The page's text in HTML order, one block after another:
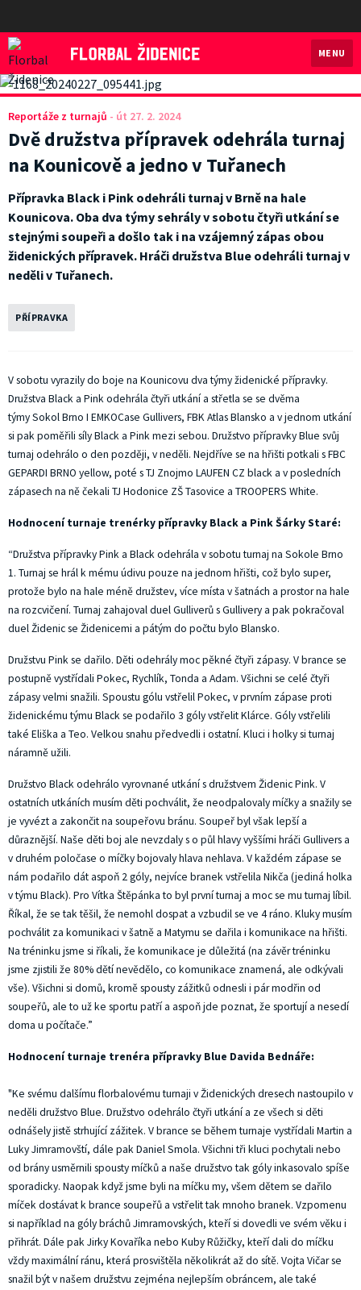
Florbal Židenice
MENU
Reportáže z turnajů - út 27. 2. 2024
Dvě družstva přípravek odehrála turnaj
na Kounicově a jedno v Tuřanech
Přípravka Black i Pink odehráli turnaj v Brně na hale
Kounicova. Oba dva týmy sehrály v sobotu čtyři utkání se
stejnými soupeři a došlo tak i na vzájemný zápas obou
židenických přípravek. Hráči družstva Blue odehráli turnaj v
neděli v Tuřanech.
PŘÍPRAVKA
V sobotu vyrazily do boje na Kounicovu dva týmy židenické přípravky.
Družstva Black a Pink odehrála čtyři utkání a střetla se se dvěma
týmy Sokol Brno I EMKOCase Gullivers, FBK Atlas Blansko a v jednom utkání
si pak poměřili síly Black a Pink mezi sebou. Družstvo přípravky Blue svůj
turnaj odehrálo o den později, v neděli. Nejdříve se na hřišti potkali s FBC
GEPARDI BRNO yellow, poté s TJ Znojmo LAUFEN CZ black a v posledních
zápasech na ně čekali TJ Hodonice ZŠ Tasovice a TROOPERS White.
Hodnocení turnaje trenérky přípravky Black a Pink Šárky Staré:
“Družstva přípravky Pink a Black odehrála v sobotu turnaj na Sokole Brno
1. Turnaj se hrál k mému údivu pouze na jednom hřišti, což bylo super,
protože bylo na hale méně družstev, více místa v šatnách a prostor na hale
na rozcvičení. Turnaj zahajoval duel Gulliverů s Gullivery a pak pokračoval
duel Židenic se Židenicemi a pátým do počtu bylo Blansko.
Družstvu Pink se dařilo. Děti odehrály moc pěkné čtyři zápasy. V brance se
postupně vystřídali Pokec, Rychlík, Tonda a Adam. Všichni se celé čtyři
zápasy velmi snažili. Spoustu gólu vstřelil Pokec, v prvním zápase proti
židenickému týmu Black se podařilo 3 góly vstřelit Klárce. Góly vstřelili
také Eliška a Teo. Velkou snahu předvedli i ostatní. Kluci i holky si turnaj
náramně užili.
Družstvo Black odehrálo vyrovnané utkání s družstvem Židenic Pink. V
ostatních utkáních musím děti pochválit, že neodpalovaly míčky a snažily se
je vyvézt a zakončit na soupeřovu bránu. Soupeř byl však lepší a
důraznější. Naše děti boj ale nevzdaly s o půl hlavy vyššími hráči Gullivers a
v druhém poločase o míčky bojovaly hlava nehlava. V každém zápase se
nám podařilo dát aspoň 2 góly, nejvíce branek vstřelila Nikča (jediná holka
v týmu Black). Pro Vítka Štěpánka to byl první turnaj a moc se mu turnaj líbil.
Říkal, že se tak těšil, že nemohl dospat a vzbudil se ve 4 ráno. Kluky musím
pochválit za komunikaci v šatně a Matymu se dařila i komunikace na hřišti.
Na tréninku jsme si říkali, že komunikace je důležitá (na závěr tréninku
jsme zjistili že 80% dětí nevědělo, co komunikace znamená, ale odkývali
vše). Všichni si domů, kromě spousty zážitků odnesli i pár modřin od
soupeřů, ale to už ke sportu patří a aspoň jde poznat, že sportují a nesedí
doma u počítače.”
Hodnocení turnaje trenéra přípravky Blue Davida Bednáře:
"Ke svému dalšímu florbalovému turnaji v Židenických dresech nastoupilo v
neděli družstvo Blue. Družstvo odehrálo čtyři utkání a ze všech si děti
odnášely jistě strhující zážitek. V brance se během turnaje vystřídali Martin a
Luky Jimramovští, dále pak Daniel Smola. Všichni tři kluci pochytali nebo
od brány usměrnili spousty míčků a naše družstvo tak góly inkasovalo spíše
sporadicky. Naopak když jsme byli na míčku my, všem dětem se dařilo
míček dostávat k brance soupeřů a vstřelit tak mnoho branek. Vzpomenu
si například na góly bráchů Jimramovských, kteří si dovedli ve svém věku i
přihrát. Dále pak Jirky Kovaříka nebo Kuby Růžičky, kteří dali do míčku
vždy maximální ránu, která prosvištěla několikrát až do sítě. Vojta Vičar se
snažil být v našem družstvu zejména nejlepším obráncem, ale také